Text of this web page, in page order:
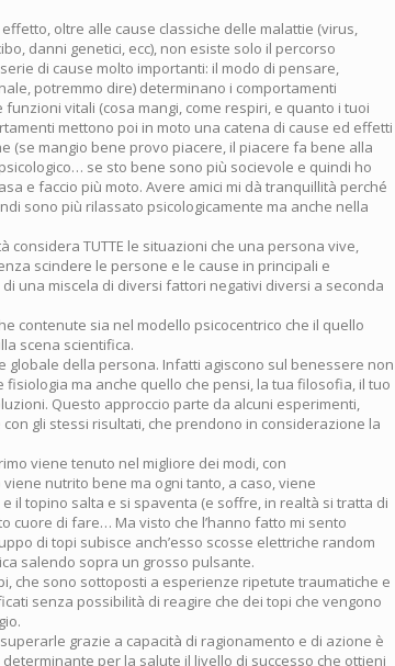
oltre alle cause classiche delle malattie (virus,
danni genetici, ecc), non esiste solo il percorso
di cause molto importanti: il modo di pensare,
potremmo dire) determinano i comportamenti
vitali (cosa mangi, come respiri, e quanto i tuoi
mettono poi in moto una catena di cause ed effetti
(se mangio bene provo piacere, il piacere fa bene alla
se sto bene sono più socievole e quindi ho
e faccio più moto. Avere amici mi dà tranquillità perché
sono più rilassato psicologicamente ma anche nella
TUTTE le situazioni che una persona vive,
scindere le persone e le cause in principali e
una miscela di diversi fattori negativi diversi a seconda
contenute sia nel modello psicocentrico che il quello
scena scientifica.
globale della persona. Infatti agiscono sul benessere non
ma anche quello che pensi, la tua filosofia, il tuo
Questo approccio parte da alcuni esperimenti,
gli stessi risultati, che prendono in considerazione la
viene tenuto nel migliore dei modi, con
nutrito bene ma ogni tanto, a caso, viene
il topino salta e si spaventa (e soffre, in realtà si tratta di
cuore di fare… Ma visto che l’hanno fatto mi sento
di topi subisce anch’esso scosse elettriche random
salendo sopra un grosso pulsante.
che sono sottoposti a esperienze ripetute traumatiche e
senza possibilità di reagire che dei topi che vengono
grazie a capacità di ragionamento e di azione è
per la salute il livello di successo che ottieni